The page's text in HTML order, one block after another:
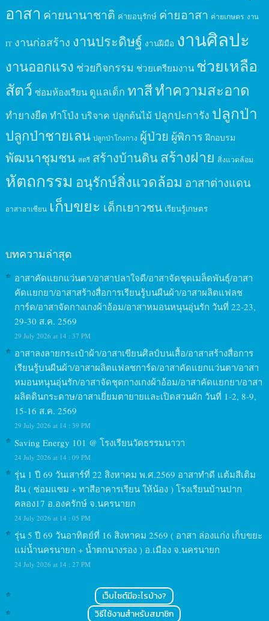
อาสา ค่ายนานาชาติ ค่ายอนุรักษ์ ค่ายอาสา ค่ายเกษตร งาน
IT งานก่อสร้าง งานประดิษฐ์ งานฝีมือ งานศิลปะ
งานออกแรง ช่วยกิจกรรม ช่วยเตรียมงาน ช่วยเหลือ
สัตว์ ซ่อมห้องเรียน ดูแลเด็ก ทาสีทำความสะอาด
ทำยางยืด ทำโป่ง บริจาค ปลูกต้นไม้ ปลูกปะการัง ปลูกป่า
ปลูกป่าชายเลน ปลูกป่าโกงกาง ผู้ป่วย ผู้พิการ ฝึกอบรม
พัฒนาชุมชน สตรี สร้างบ้านดินสร้างฝาย สิ่งแวดล้อม
หัตถกรรม อนุรักษ์สิ่งแวดล้อม อาสาต่างแดน
อาสาอาเซียน เก็บขยะ เด็กเยาวชน เรียนรู้เกษตร
บทความล่าสุด
อาสาคัดแยกแว่นตา/อาสาปลาใจดี/อาสาจัดชุดเมล็ดพันธุ์/อาสา
คัดแยกยา/อาสาสร้างสื่อการเรียนรู้บนผืนผ้า/อาสาผลิตแฟลช
การ์ด/อาสาจัดกางเกงผ้าอ้อม/อาสาหมอนหนุนอุ่นรัก วันที่ 22-23,
29-30 ส.ค. 2569
29 July 2026 at 14 : 37 PM
อาสาลงลายกระเป๋าผ้า/อาสาเขียนศิลป์บนเสื้อ/อาสาสร้างสื่อการ
เรียนรู้บนผืนผ้า/อาสาผลิตแฟลชการ์ด/อาสาคัดแยกแว่นตา/อาสา
หมอนหนุนอุ่นรัก/อาสาจัดชุดกางเกงผ้าอ้อม/อาสาคัดแยกยา/อาสา
ผลิตดินกระดาษ/อาสาเยี่ยมตายายและเปิดสวนผัก วันที่ 1-2, 8-9,
15-16 ส.ค. 2569
29 July 2026 at 14 : 39 PM
Saving Energy 101 @ โรงเรียนวัดธรรมนาวา
24 July 2026 at 14 : 09 PM
รุ่น 1 ปี 69 วันเสาร์ที่ 22 สิงหาคม พ.ศ.2569 อาสาทำดี แต้มสีเติม
ฝัน ( ซ่อมแซม + ทาสีอาคารเรียน ให้น้อง ) โรงเรียนบ้านปาก
คลอง17 อ.องครักษ์ จ.นครนายก
24 July 2026 at 14 : 05 PM
รุ่น 5 ปี 69 วันอาทิตย์ที่ 16 สิงหาคม 2569 ( อาสา ล่องแก่ง เก็บขยะ
แม่น้ำนครนายก + น้ำตกนางรอง ) อ.เมือง จ.นครนายก
24 July 2026 at 14 : 27 PM
เว็บไซต์มีอะไรบ้าง?
วิธีใช้งานสำหรับสมาชิก